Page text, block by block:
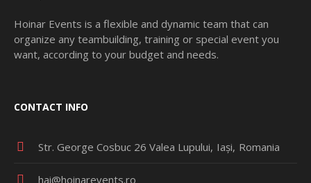
Hoinar Events is a flexible and dynamic team that can
organize any teambuilding, training or special event you
want, according to your budget and needs.
CONTACT INFO
Str. George Cosbuc 26 Valea Lupului Iași Romania
hai@hoinarevents.ro